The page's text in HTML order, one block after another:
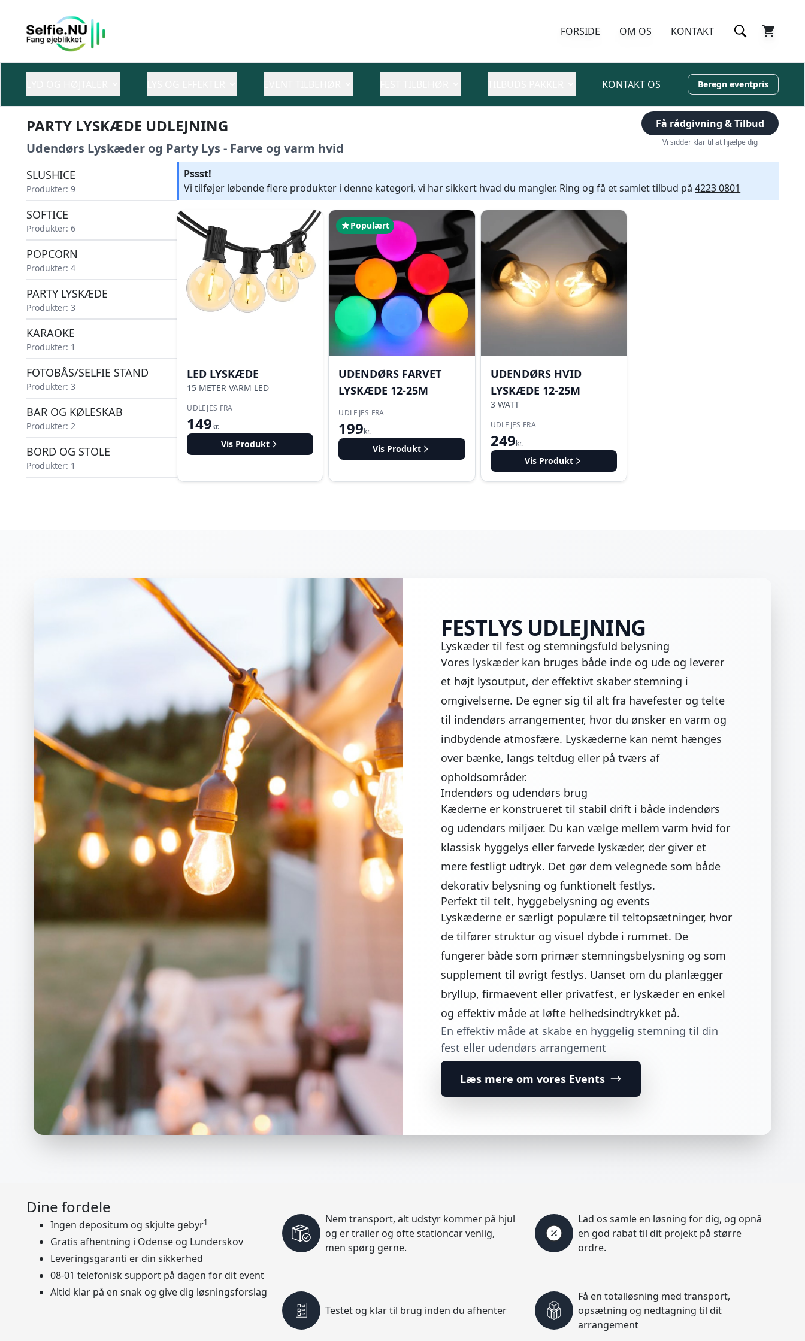
FORSIDE OM OS KONTAKT
KONTAKT OS Beregn eventpris
PARTY LYSKÆDE UDLEJNING
Udendørs Lyskæder og Party Lys - Farve og varm hvid
Få rådgivning & Tilbud
Vi sidder klar til at hjælpe dig
SLUSHICE
Produkter: 9
SOFTICE
Produkter: 6
POPCORN
Produkter: 4
PARTY LYSKÆDE
Produkter: 3
KARAOKE
Produkter: 1
FOTOBÅS/SELFIE STAND
Produkter: 3
BAR OG KØLESKAB
Produkter: 2
BORD OG STOLE
Produkter: 1
Pssst!
Vi tilføjer løbende flere produkter i denne kategori, vi har sikkert hvad du mangler. Ring og få et samlet tilbud på4223 0801
LED LYSKÆDE
15 METER VARM LED
UDLEJES FRA
149kr.
Vis Produkt
Populært
UDENDØRS FARVET
LYSKÆDE 12-25M
UDLEJES FRA
199kr.
Vis Produkt
UDENDØRS HVID
LYSKÆDE 12-25M
3 WATT
UDLEJES FRA
249kr.
Vis Produkt
FESTLYS UDLEJNING
Lyskæder til fest og stemningsfuld belysning
Vores lyskæder kan bruges både inde og ude og leverer
et højt lysoutput, der effektivt skaber stemning i
omgivelserne. De egner sig til alt fra havefester og telte
til indendørs arrangementer, hvor du ønsker en varm og
indbydende atmosfære. Lyskæderne kan nemt hænges
over bænke, langs teltdug eller på tværs af
opholdsområder.
Indendørs og udendørs brug
Kæderne er konstrueret til stabil drift i både indendørs
og udendørs miljøer. Du kan vælge mellem varm hvid for
klassisk hyggelys eller farvede lyskæder, der giver et
mere festligt udtryk. Det gør dem velegnede som både
dekorativ belysning og funktionelt festlys.
Perfekt til telt, hyggebelysning og events
Lyskæderne er særligt populære til teltopsætninger, hvor
de tilfører struktur og visuel dybde i rummet. De
fungerer både som primær stemningsbelysning og som
supplement til øvrigt festlys. Uanset om du planlægger
bryllup, firmaevent eller privatfest, er lyskæder en enkel
og effektiv måde at løfte helhedsindtrykket på.
En effektiv måde at skabe en hyggelig stemning til din
fest eller udendørs arrangement
Læs mere om vores Events
Dine fordele
Ingen depositum og skjulte gebyr1
Gratis afhentning i Odense og Lunderskov
Leveringsgaranti er din sikkerhed
08-01 telefonisk support på dagen for dit event
Altid klar på en snak og give dig løsningsforslag
Nem transport, alt udstyr kommer på hjul
og er trailer og ofte stationcar venlig,
men spørg gerne.
Lad os samle en løsning for dig, og opnå
en god rabat til dit projekt på større
ordre.
Testet og klar til brug inden du afhenter
Få en totalløsning med transport,
opsætning og nedtagning til dit
arrangement